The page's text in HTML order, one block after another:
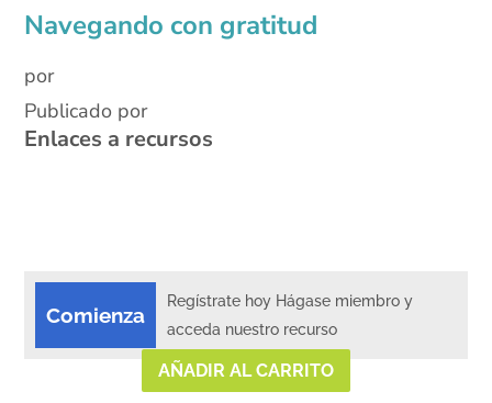
Navegando con gratitud
por
Publicado por
Enlaces a recursos
Comienza
Regístrate hoy Hágase miembro y
acceda nuestro recurso
AÑADIR AL CARRITO